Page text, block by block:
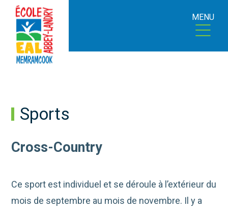
MENU
Sports
Cross-Country
Ce sport est individuel et se déroule à l’extérieur du
mois de septembre au mois de novembre. Il y a